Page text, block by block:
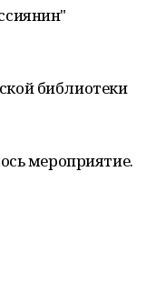
библиотеки
мероприятие.